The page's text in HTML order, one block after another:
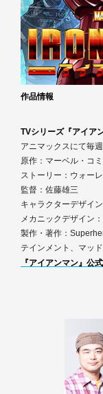
作品情報
TVシリーズ『アイア
アニマックスにて毎
原作：マーベル・コ
ストーリー：ウォー
監督：佐藤雄三
キャラクターデザイ
メカニックデザイン
製作・著作：
テインメント、マッ
『アイアンマン』公